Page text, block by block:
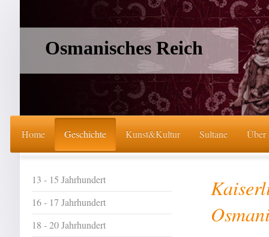
Osmanisches Reich
Home Geschichte Kunst&Kultur Sultane Über
13 - 15 Jahrhundert
16 - 17 Jahrhundert
18 - 20 Jahrhundert